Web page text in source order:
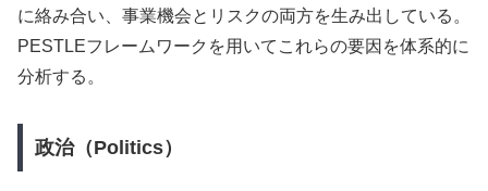
に絡み合い、事業機会とリスクの両方を生み出している。
PESTLEフレームワークを用いてこれらの要因を体系的に
分析する。
政治（Politics）